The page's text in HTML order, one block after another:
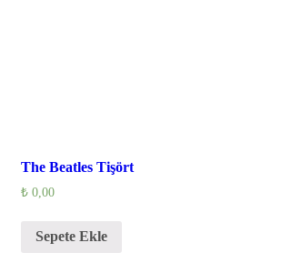
The Beatles Tişört
₺0,00
Sepete Ekle